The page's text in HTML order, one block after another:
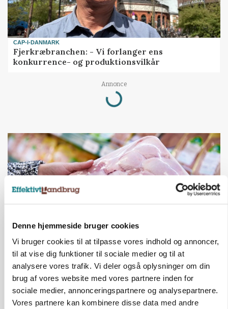
Denne hjemmeside bruger cookies
Vi bruger cookies til at tilpasse vores indhold og annoncer,
til at vise dig funktioner til sociale medier og til at
analysere vores trafik. Vi deler også oplysninger om din
brug af vores website med vores partnere inden for
sociale medier, annonceringspartnere og analysepartnere.
Vores partnere kan kombinere disse data med andre
CAP-I-DANMARK
Fjerkræbranchen: - Vi forlanger ens
konkurrence- og produktionsvilkår
Annonce
Loading...
MARKEDSFOKUS
Prisgab på 20 kroner pr. kg vokser: Polsk kylling
presser markedet
Annonce